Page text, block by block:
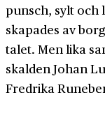
punsch, sylt och
skapades av
talet. Men lika
skalden Johan
Fredrika